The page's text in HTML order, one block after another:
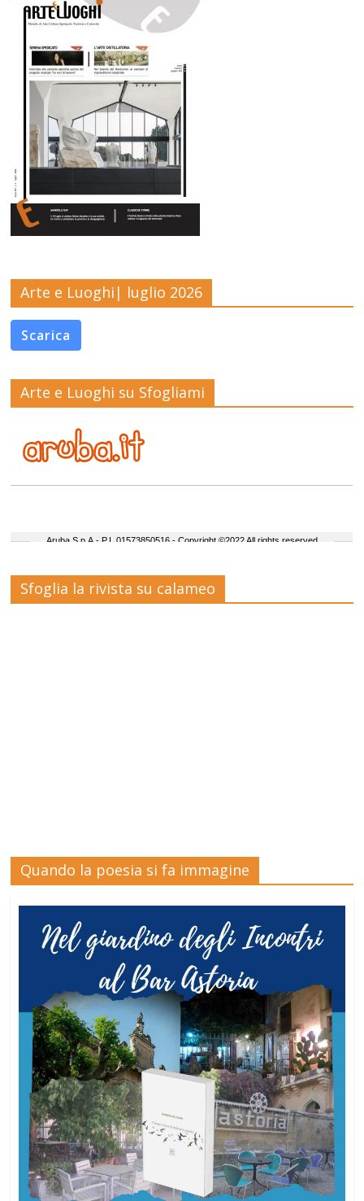
Arte e Luoghi| luglio 2026
Scarica
Arte e Luoghi su Sfogliami
Sfoglia la rivista su calameo
Quando la poesia si fa immagine